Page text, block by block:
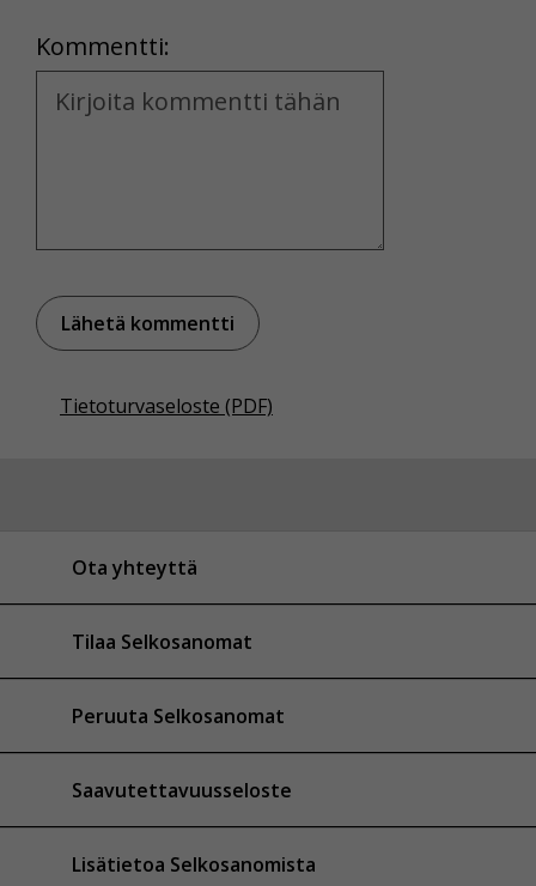
Kommentti:
Kommentti
Tietoturvaseloste (PDF)
Ota yhteyttä
Tilaa Selkosanomat
Peruuta Selkosanomat
Saavutettavuusseloste
Lisätietoa Selkosanomista